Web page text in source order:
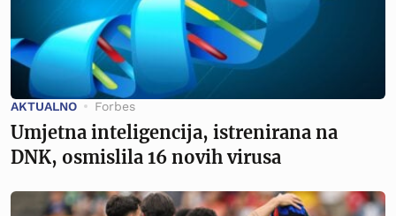
AKTUALNO Forbes
Umjetna inteligencija, istrenirana na
DNK, osmislila 16 novih virusa